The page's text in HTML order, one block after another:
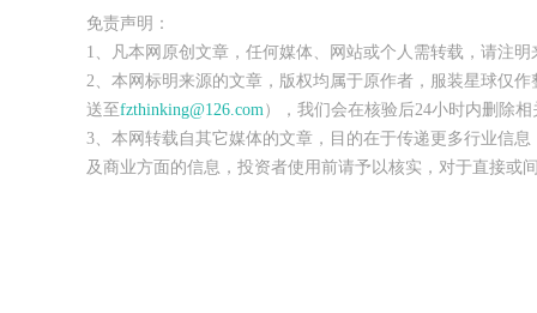
免责声明：
1、凡本网原创文章，任何媒体、网站或个人需转载，请注明
2、本网标明来源的文章，版权均属于原作者，服装星球仅
送至fzthinking@126.com），我们会在核验后24小时内删除
3、本网转载自其它媒体的文章，目的在于传递更多行业信
及商业方面的信息，投资者使用前请予以核实，对于直接或